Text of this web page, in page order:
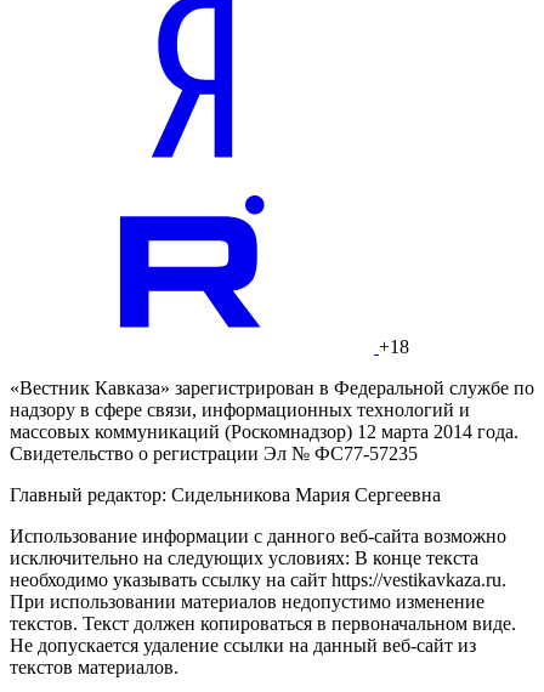
+18
«Вестник Кавказа» зарегистрирован в Федеральной службе по
надзору в сфере связи, информационных технологий и
массовых коммуникаций (Роскомнадзор) 12 марта 2014 года.
Свидетельство о регистрации Эл № ФС77-57235
Главный редактор: Сидельникова Мария Сергеевна
Использование информации с данного веб-сайта возможно
исключительно на следующих условиях: В конце текста
необходимо указывать ссылку на сайт https://vestikavkaza.ru.
При использовании материалов недопустимо изменение
текстов. Текст должен копироваться в первоначальном виде.
Не допускается удаление ссылки на данный веб-сайт из
текстов материалов.